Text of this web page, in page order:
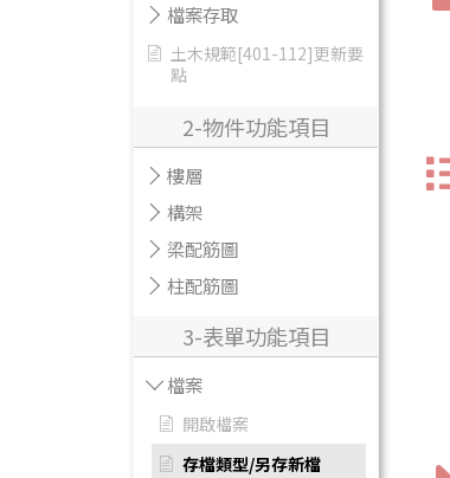
檔案存取
土木規範[401-112]更新要
點
2-物件功能項目
樓層
構架
梁配筋圖
柱配筋圖
3-表單功能項目
檔案
開啟檔案
存檔類型/另存新檔